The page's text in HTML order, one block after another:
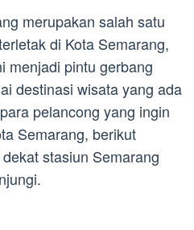
merupakan salah satu
di Kota Semarang,
menjadi pintu gerbang
destinasi wisata yang ada
pelancong yang ingin
Semarang, berikut
stasiun Semarang